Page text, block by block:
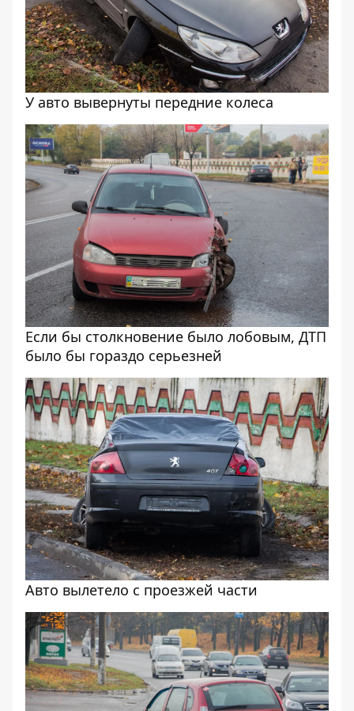
У авто вывернуты передние колеса
Если бы столкновение было лобовым, ДТП
было бы гораздо серьезней
Авто вылетело с проезжей части